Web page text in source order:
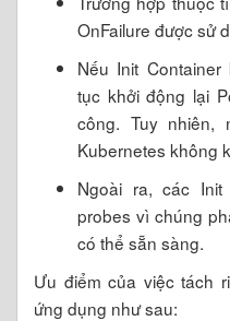
OnFailure được sử
Nếu Init
tục khởi động lại
công. Tuy nhiên,
Kubernetes không
Ngoài ra, các Init
probes vì chúng
có thể sẵn sàng.
Ưu điểm của việc tách
ứng dụng như sau: